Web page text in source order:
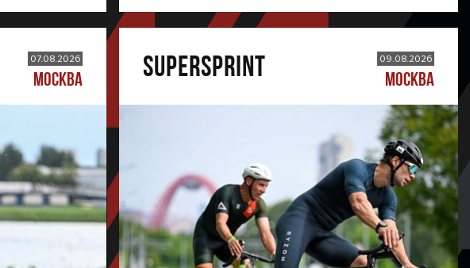
07.08.2026
МОСКВА SUPERSPRINT 09.08.2026
МОСКВА